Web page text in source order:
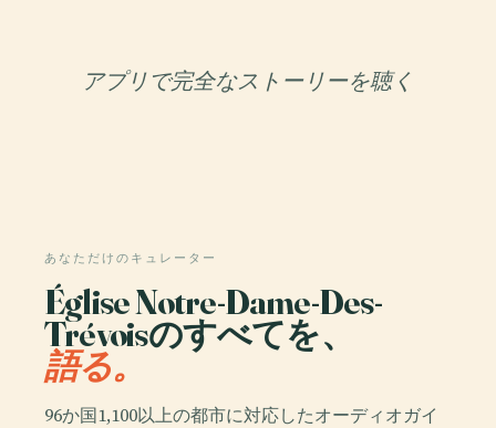
アプリで完全なストーリーを聴く
あなただけのキュレーター
Église Notre-Dame-Des-
Trévoisのすべてを、
語る。
96か国1,100以上の都市に対応したオーディオガイ